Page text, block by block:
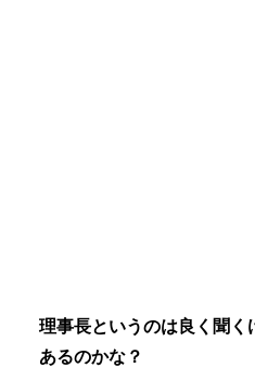
理事長というのは良く聞く
あるのかな？